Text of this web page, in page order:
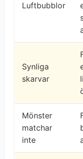
Luftbubblor
Synliga
skarvar
Mönster
matchar
inte